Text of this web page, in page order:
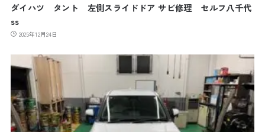
ダイハツ タント 左側スライドドア サビ修理 セルフ八千代
ss
2025年12月24日